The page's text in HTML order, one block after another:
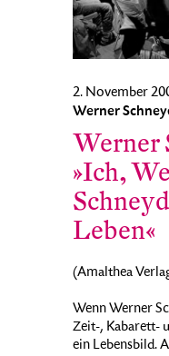
2. November
Werner
Werner
»Ich,
Leben«
(Amalthea
Wenn Werner
Zeit-, Kabarett-
ein Lebensbild.